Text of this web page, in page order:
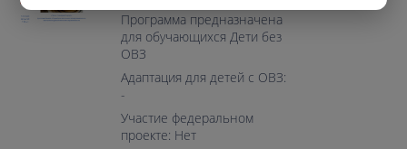
Программа предназначена
для обучающихся Дети без
ОВЗ
Адаптация для детей с ОВЗ:
-
Участие федеральном
проекте: Нет